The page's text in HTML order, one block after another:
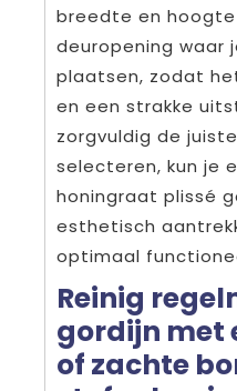
breedte en
deuropening waar
plaatsen, zodat
en een strakke
zorgvuldig de
selecteren, kun je
honingraat plissé
esthetisch
optimaal
Reinig
gordijn met
of zachte